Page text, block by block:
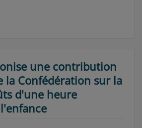
une contribution
la Confédération sur la
d'une heure